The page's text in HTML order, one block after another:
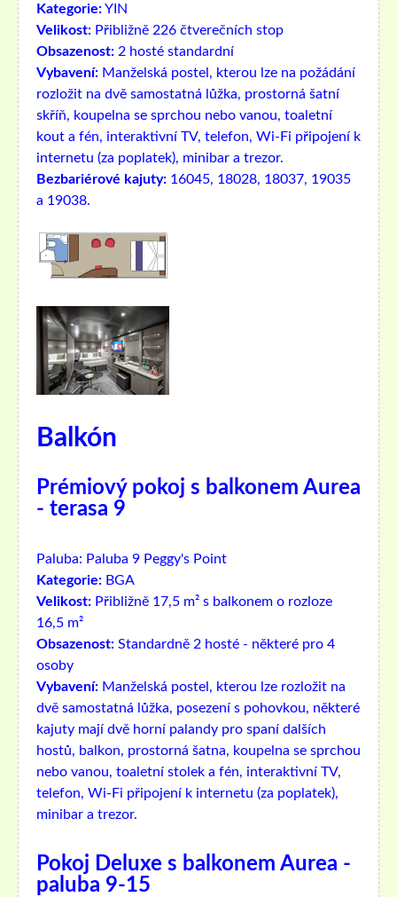
Kategorie:YIN
Velikost: Přibližně 226 čtverečních stop
Obsazenost: 2 hosté standardní
Vybavení: Manželská postel, kterou lze na požádání
rozložit na dvě samostatná lůžka, prostorná šatní
skříň, koupelna se sprchou nebo vanou, toaletní
kout a fén, interaktivní TV, telefon, Wi-Fi připojení k
internetu (za poplatek), minibar a trezor.
Bezbariérové ​​kajuty: 16045, 18028, 18037, 19035
a 19038.
Balkón
Prémiový pokoj s balkonem Aurea
- terasa 9
Paluba: Paluba 9 Peggy's Point
Kategorie: BGA
Velikost: Přibližně 17,5 m² s balkonem o rozloze
16,5 m²
Obsazenost: Standardně 2 hosté - některé pro 4
osoby
Vybavení: Manželská postel, kterou lze rozložit na
dvě samostatná lůžka, posezení s pohovkou, některé
kajuty mají dvě horní palandy pro spaní dalších
hostů, balkon, prostorná šatna, koupelna se sprchou
nebo vanou, toaletní stolek a fén, interaktivní TV,
telefon, Wi-Fi připojení k internetu (za poplatek),
minibar a trezor.
Pokoj Deluxe s balkonem Aurea -
paluba 9-15